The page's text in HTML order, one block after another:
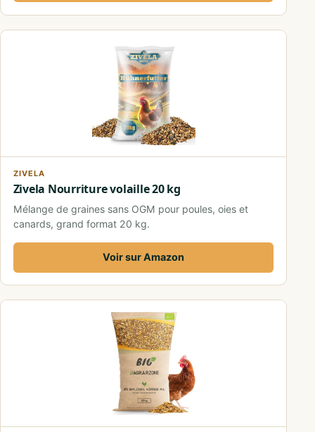
ZIVELA
Zivela Nourriture volaille 20 kg
Mélange de graines sans OGM pour poules, oies et
canards, grand format 20 kg.
Voir sur Amazon